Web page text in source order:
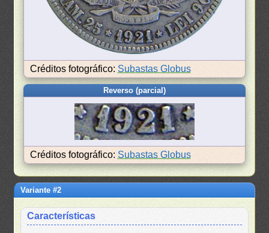
Créditos fotográfico: Subastas Globus
Reverso (parcial)
Créditos fotográfico: Subastas Globus
Variante #2
Características